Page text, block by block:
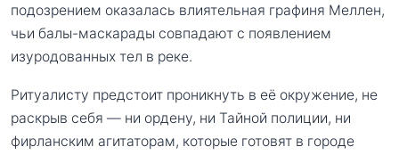
подозрением оказалась влиятельная графиня Меллен,
чьи балы-маскарады совпадают с появлением
изуродованных тел в реке.
Ритуалисту предстоит проникнуть в её окружение, не
раскрыв себя — ни ордену, ни Тайной полиции, ни
фирланским агитаторам, которые готовят в городе